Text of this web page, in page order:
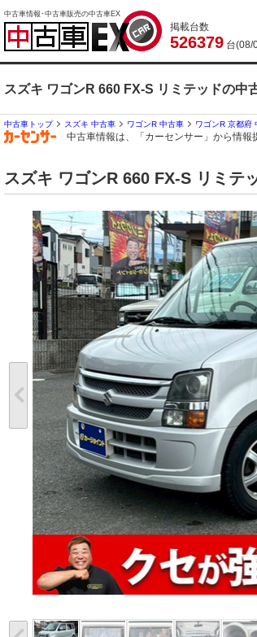
中古車情報･中古車販売の中古車EX
掲載台数
526379 台(08/
スズキ ワゴンR 660 FX-S リミテッドの中
中古車トップ スズキ 中古車 ワゴンR 中古車 ワゴンR 京都府
中古車情報は、「カーセンサー」から情報
スズキ ワゴンR 660 FX-S リミテ